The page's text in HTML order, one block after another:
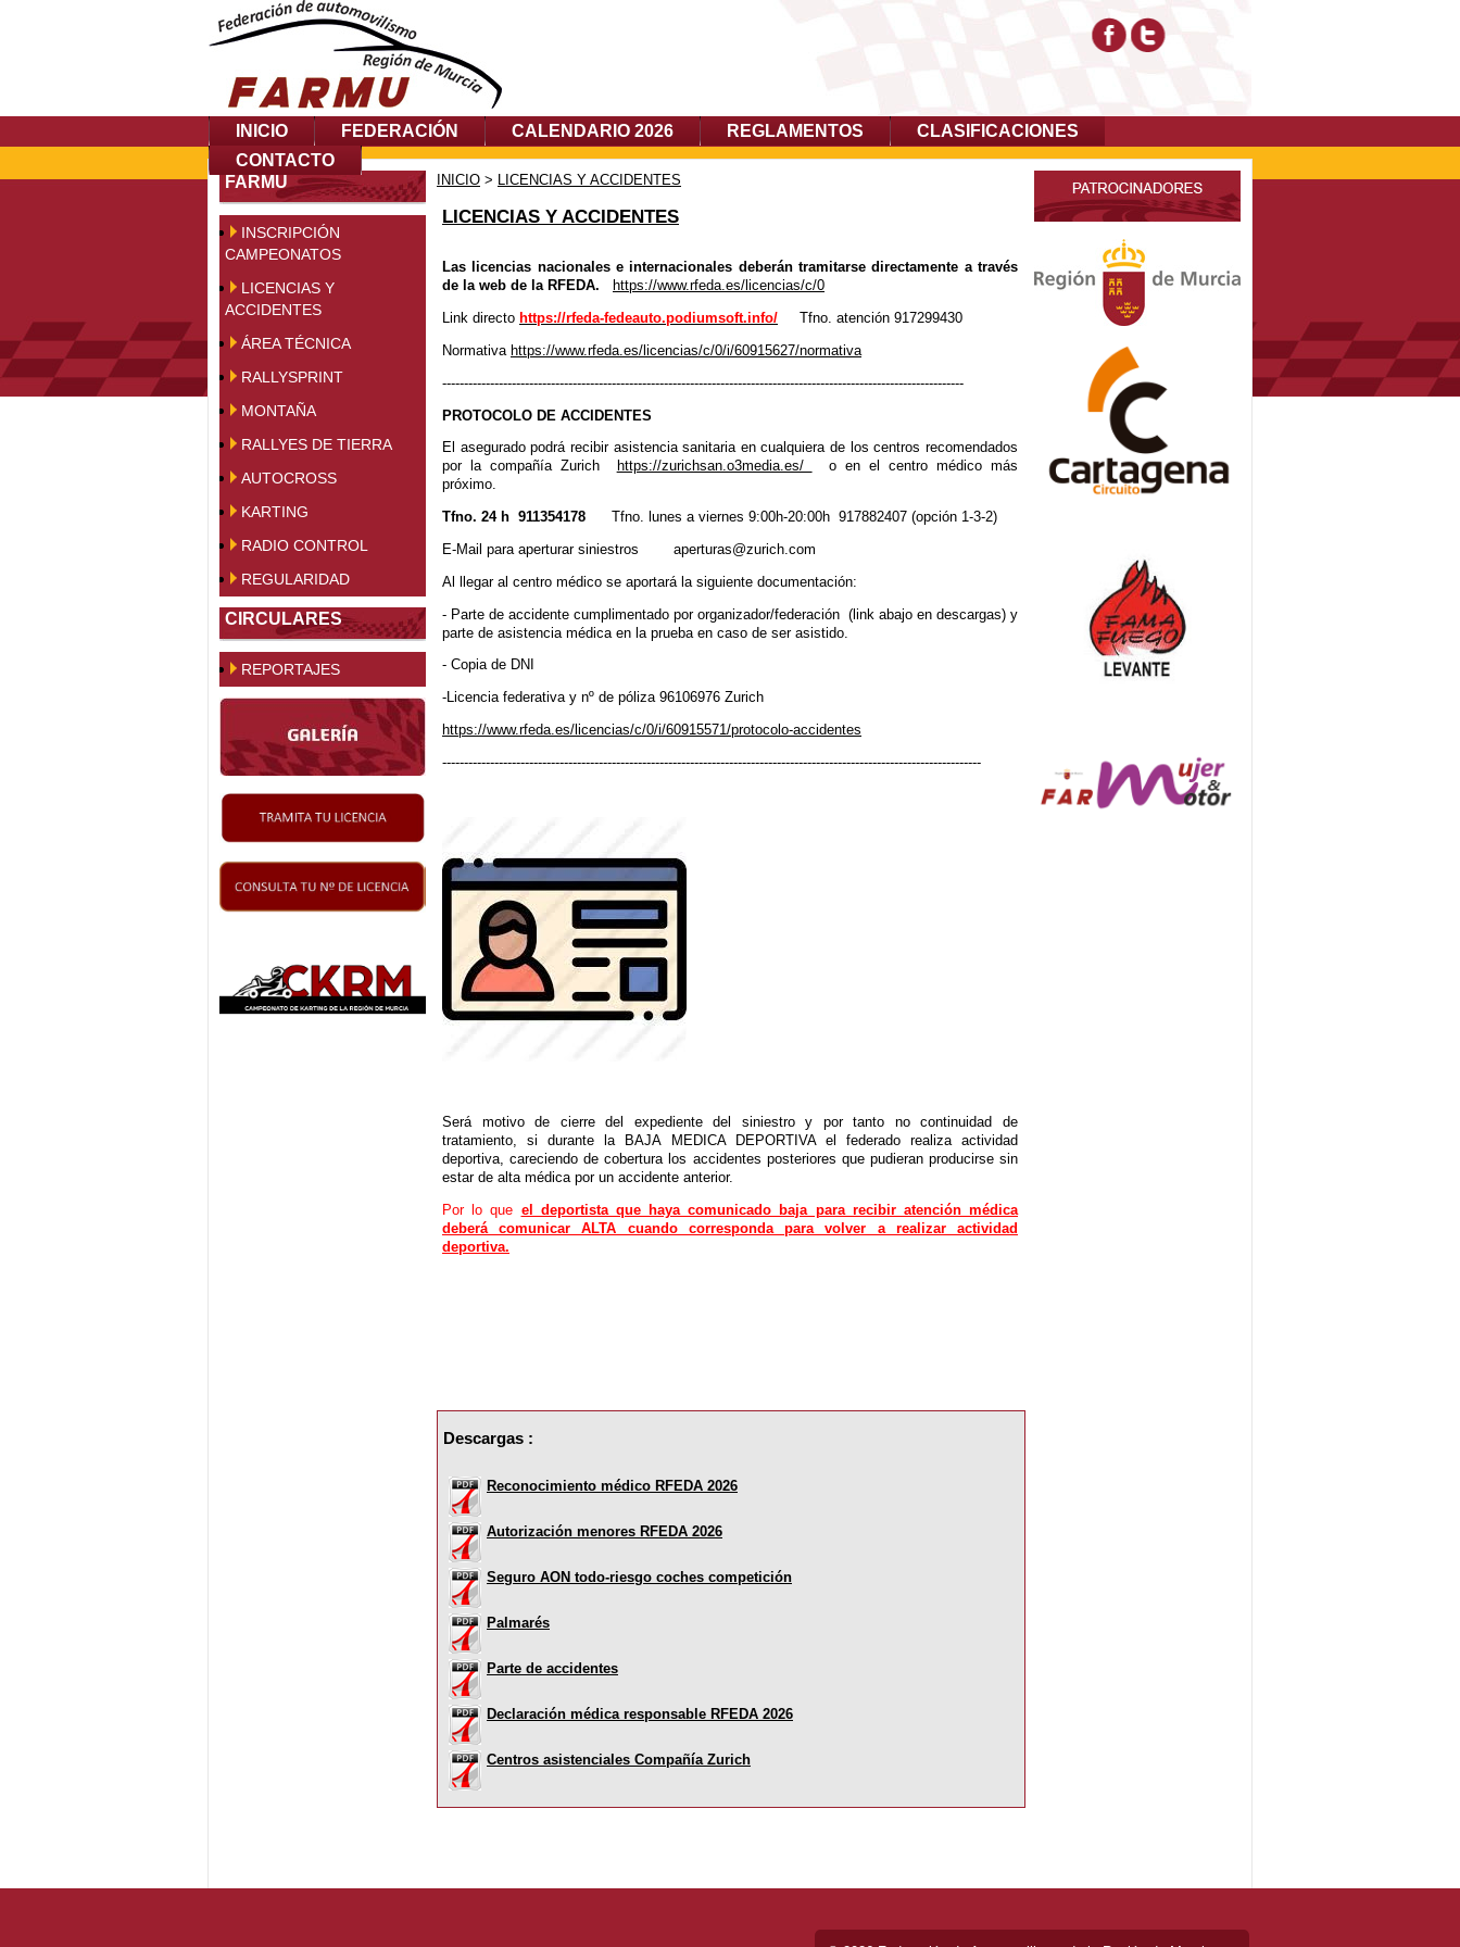
INICIO FEDERACIÓN CALENDARIO 2026 REGLAMENTOS
CLASIFICACIONES
CONTACTO
FARMU
INSCRIPCIÓN
CAMPEONATOS
LICENCIAS Y
ACCIDENTES
ÁREA TÉCNICA
RALLYSPRINT
MONTAÑA
RALLYES DE TIERRA
AUTOCROSS
KARTING
RADIO CONTROL
REGULARIDAD
CIRCULARES
REPORTAJES
INICIO > LICENCIAS Y ACCIDENTES
LICENCIAS Y ACCIDENTES
Las licencias nacionales e internacionales deberán tramitarse directamente a través
de la web de la RFEDA.
https://www.rfeda.es/licencias/c/0
Link directo https://rfeda-fedeauto.podiumsoft.info/
Tfno. atención 917299430
Normativa https://www.rfeda.es/licencias/c/0/i/60915627/normativa
------------------------------------------------------------------------------------------------------------------------
PROTOCOLO DE ACCIDENTES
El asegurado podrá recibir asistencia sanitaria en cualquiera de los centros recomendados
por la compañía Zurich
https://zurichsan.o3media.es/
o en el centro médico más
próximo.
Tfno. 24 h 911354178
Tfno. lunes a viernes 9:00h-20:00h 917882407 (opción 1-3-2)
E-Mail para aperturar siniestros aperturas@zurich.com
Al llegar al centro médico se aportará la siguiente documentación:
- Parte de accidente cumplimentado por organizador/federación (link abajo en descargas) y
parte de asistencia médica en la prueba en caso de ser asistido.
- Copia de DNI
-Licencia federativa y nº de póliza 96106976 Zurich
https://www.rfeda.es/licencias/c/0/i/60915571/protocolo-accidentes
----------------------------------------------------------------------------------------------------------------------------
Será motivo de cierre del expediente del siniestro y por tanto no continuidad de
tratamiento, si durante la BAJA MEDICA DEPORTIVA el federado realiza actividad
deportiva, careciendo de cobertura los accidentes posteriores que pudieran producirse sin
estar de alta médica por un accidente anterior.
Por lo que el deportista que haya comunicado baja para recibir atención médica
deberá comunicar ALTA cuando corresponda para volver a realizar actividad
deportiva.
Descargas :
Reconocimiento médico RFEDA 2026
Autorización menores RFEDA 2026
Seguro AON todo-riesgo coches competición
Palmarés
Parte de accidentes
Declaración médica responsable RFEDA 2026
Centros asistenciales Compañía Zurich